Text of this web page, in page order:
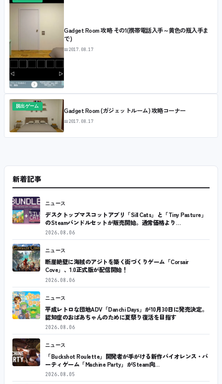
Gadget Room 攻略 その1(携帯電話入手～黄色の瓶入手ま
で)
📅2017.08.17
脱出ゲーム
Gadget Room (ガジェットルーム) 攻略コーナー
📅2017.08.17
新着記事
ニュース
デスクトップマスコットアプリ「Sill Cats」と「Tiny Pasture」
のSteamバンドルセットが販売開始。通常価格より…
2026.08.06
ニュース
断崖絶壁に海賊のアジトを築く街づくりゲーム「Corsair
Cove」、1.0正式版が配信開始！
2026.08.06
ニュース
平成レトロな団地ADV「Danchi Days」が10月30日に発売決定。
認知症のおばあちゃんのために夏祭り復活を目指す
2026.08.06
ニュース
「Buckshot Roulette」開発者が手がける新作バイオレンス・パ
ーティゲーム「Machine Party」がSteam向…
2026.08.05